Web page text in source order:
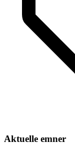
Aktuelle emner